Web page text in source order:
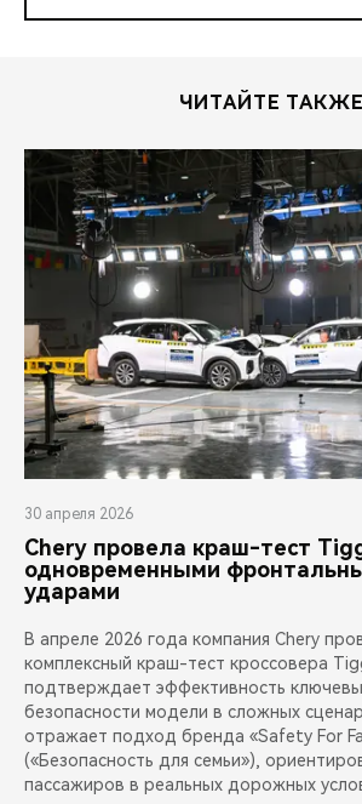
ЧИТАЙТЕ ТАКЖЕ
30 апреля 2026
Chery провела краш-тест
одновременными
ударами
В апреле 2026 года компания Chery
комплексный краш-тест кроссовера
подтверждает эффективность
безопасности модели в сложных
отражает подход бренда «Safety For
(«Безопасность для семьи»),
пассажиров в реальных дорожных